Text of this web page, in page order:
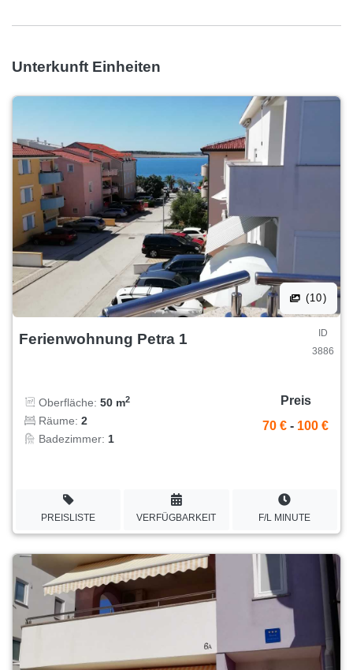
Unterkunft Einheiten
(10)
Ferienwohnung Petra 1
ID
3886
Oberfläche: 50 m2
Räume: 2
Badezimmer: 1
Preis
70 € - 100 €
PREISLISTE VERFÜGBARKEIT F/L MINUTE